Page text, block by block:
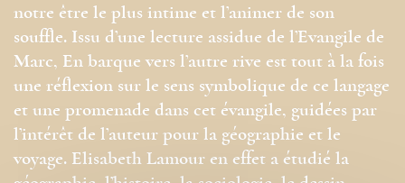
notre être le plus intime et l’animer de son
souffle. Issu d’une lecture assidue de l’Evangile de
Marc, En barque vers l’autre rive est tout à la fois
une réflexion sur le sens symbolique de ce langage
et une promenade dans cet évangile, guidées par
l’intérêt de l’auteur pour la géographie et le
voyage. Elisabeth Lamour en effet a étudié la